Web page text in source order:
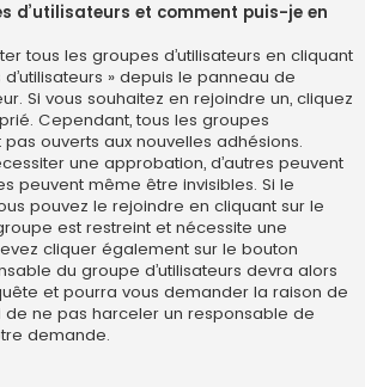
d’utilisateurs et comment puis-je en
tous les groupes d’utilisateurs en cliquant
» depuis le panneau de
Si vous souhaitez en rejoindre un, cliquez
Cependant, tous les groupes
pas ouverts aux nouvelles adhésions.
une approbation, d’autres peuvent
peuvent même être invisibles. Si le
pouvez le rejoindre en cliquant sur le
est restreint et nécessite une
cliquer également sur le bouton
du groupe d’utilisateurs devra alors
et pourra vous demander la raison de
de ne pas harceler un responsable de
demande.